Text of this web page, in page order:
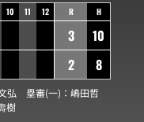
10 11 12 R H
3
10
2
8
弘 塁審(一)： 嶋田哲
樹